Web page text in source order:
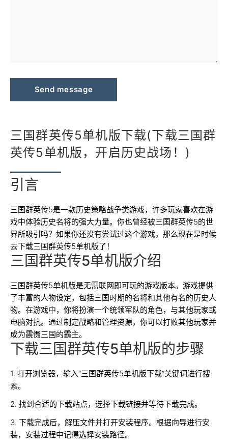
Send message
三国群英传5单机版下载(下载三国群
英传5单机版，开启历史战场！)
引言
三国群英传5是一款历史策略战争类游戏，许多玩家喜欢在游
戏中体验历史名将的强大力量。你也曾经被三国群英传5的世
界所吸引吗？如果你还没有尝试过这个游戏，那么现在是时候
去下载三国群英传5单机版了！
三国群英传5单机版介绍
三国群英传5单机版是无需联网即可玩的游戏版本。游戏提供
了丰富的人物设定，包括三国时期的名将和其他有名的历史人
物。在游戏中，你将扮演一个统领军队的角色，与其他玩家或
电脑对抗。通过制定战略和管理资源，你可以打败其他玩家并
成为震慑三国的霸主。
下载三国群英传5单机版的步骤
1. 打开浏览器，输入“三国群英传5单机版下载”关键词进行搜
索。
2. 找到合适的下载站点，选择下载链接并等待下载完成。
3. 下载完成后，解压文件并打开安装程序。根据向导进行安
装，安装过程中记得选择安装路径。